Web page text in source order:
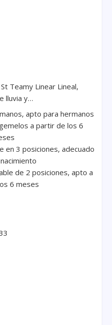
Teamy Linear Lineal,
lluvia y…
apto para hermanos
a partir de los 6
en 3 posiciones, adecuado
de 2 posiciones, apto a
6 meses